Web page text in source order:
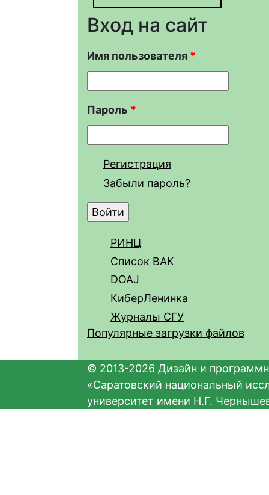
Вход на сайт
Имя пользователя *
Пароль *
Регистрация
Забыли пароль?
РИНЦ
Список ВАК
DOAJ
КиберЛенинка
Журналы СГУ
Популярные загрузки файлов
© 2013-2026 Дизайн и
«Саратовский национальный
университет имени Н.Г.